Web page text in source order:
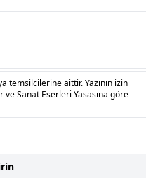
temsilcilerine aittir. Yazının izin
ve Sanat Eserleri Yasasına göre